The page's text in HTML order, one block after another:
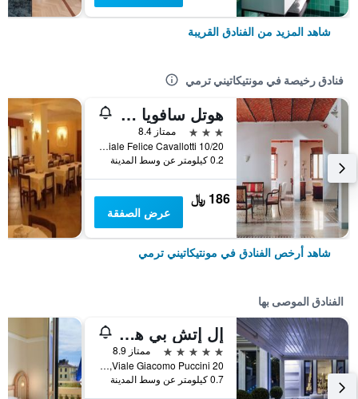
شاهد المزيد من الفنادق القريبة
فنادق رخيصة في مونتيكاتيني ترمي
هوتل سافويا إي كامبانا
3 نجوم
ممتاز 8.4
Viale Felice Cavallotti 10/20, مونتيكاتيني ترمي, توسكانا, إيطاليا
0.2 كيلومتر عن وسط المدينة
186 ﷼
عرض الصفقة
شاهد أرخص الفنادق في مونتيكاتيني ترمي
الفنادق الموصى بها
إل إتش بي هوتل مونتيكاتيني بالاس آند سبا
5 نجوم
ممتاز 8.9
Viale Giacomo Puccini 20, مونتيكاتيني ترمي, توسكانا, إيطاليا
0.7 كيلومتر عن وسط المدينة